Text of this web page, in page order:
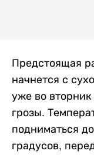
Предстоящая
начнется с
уже во
грозы.
подниматься
градусов,